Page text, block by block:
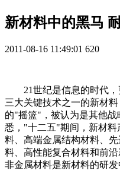
新材料中的黑马
2011-08-16 11:49:01 620
21世纪是信息的时代
三大关键技术之一的新材
的"摇篮"，被认为是其他
悉，"十二五"期间，新材
料、高端金属结构材料、
料、高性能复合材料和前
非金属材料是新材料的研